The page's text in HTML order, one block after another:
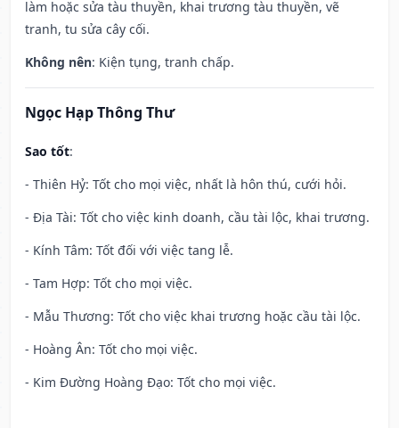
làm hoặc sửa tàu thuyền, khai trương tàu thuyền, vẽ
tranh, tu sửa cây cối.
Không nên: Kiện tụng, tranh chấp.
Ngọc Hạp Thông Thư
Sao tốt:
- Thiên Hỷ: Tốt cho mọi việc, nhất là hôn thú, cưới hỏi.
- Địa Tài: Tốt cho việc kinh doanh, cầu tài lộc, khai trương.
- Kính Tâm: Tốt đối với việc tang lễ.
- Tam Hợp: Tốt cho mọi việc.
- Mẫu Thương: Tốt cho việc khai trương hoặc cầu tài lộc.
- Hoàng Ân: Tốt cho mọi việc.
- Kim Đường Hoàng Đạo: Tốt cho mọi việc.